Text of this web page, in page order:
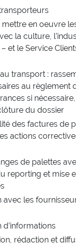
mettre en oeuvre
la culture,
et le Service
transport :
au règlement
si
du dossier
des factures de
actions
de palettes
reporting et mise
avec les
d’informations
rédaction et